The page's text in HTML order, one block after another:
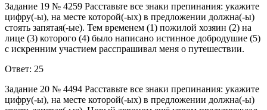
Задание 19 № 4259 Расставьте все знаки препинания: укажите
цифру(-ы), на месте которой(-ых) в предложении должна(-ы)
стоять запятая(-ые). Тем временем (1) пожилой хозяин (2) на
лице (3) которого (4) было написано истинное добродушие (5)
с искренним участием расспрашивал меня о путешествии.
Ответ: 25
Задание 20 № 4494 Расставьте все знаки препинания: укажите
цифру(-ы), на месте которой(-ых) в предложении должна(-ы)